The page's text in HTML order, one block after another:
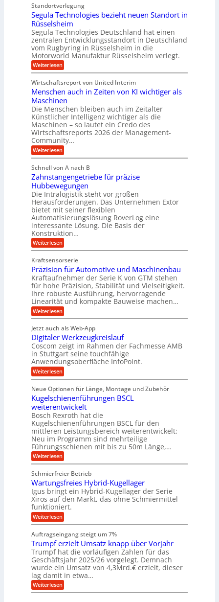
r
u
n
b
r
a
u
c
h
t
m
e
h
r
T
e
m
p
o
u
n
d
w
e
n
i
g
e
r
B
ü
r
o
r
a
t
i
e
s
e
n
s
o
r
e
n
t
r
e
b
u
n
d
H
y
d
r
a
u
l
i
k
i
m
V
e
r
g
l
e
i
c
h
r
ä
z
i
e
u
n
l
a
n
g
l
e
b
i
K
u
g
e
l
g
e
w
n
d
e
t
r
i
e
b
e
f
ü
r
r
a
u
e
U
m
g
e
b
u
n
g
e
n
Standortverlegung
Segula Technologies bezieht neuen Standort in
Rüsselsheim
Segula Technologies Deutschland hat einen
zentralen Entwicklungsstandort in Deutschland
vom Rugbyring in Rüsselsheim in die
Motorworld Manufaktur Rüsselsheim verlegt.
Weiterlesen:
S
g
u
l
a
T
e
c
h
n
o
l
o
g
i
e
s
b
e
z
i
e
h
t
n
e
e
n
S
t
a
n
d
o
r
i
n
R
ü
s
s
e
l
s
h
e
i
m
Wirtschaftsreport von United Interim
Menschen auch in Zeiten von KI wichtiger als
Maschinen
Die Menschen bleiben auch im Zeitalter
Künstlicher Intelligenz wichtiger als die
Maschinen – so lautet ein Credo des
Wirtschaftsreports 2026 der Management-
Community…
Weiterlesen:
M
n
s
c
h
e
n
a
u
c
h
i
n
Z
e
e
n
v
o
n
K
I
w
i
c
h
t
i
g
e
a
l
s
M
a
s
c
h
i
n
e
n
Schnell von A nach B
Zahnstangengetriebe für präzise
Hubbewegungen
Die Intralogistik steht vor großen
Herausforderungen. Das Unternehmen Extor
bietet mit seiner flexiblen
Automatisierungslösung RoverLog eine
interessante Lösung. Die Basis der
Konstruktion…
Weiterlesen:
Z
h
n
s
t
a
n
g
e
n
e
t
r
i
e
b
e
f
r
p
r
ä
z
i
s
e
H
u
b
e
w
e
g
u
n
g
e
Kraftsensorserie
Präzision für Automotive und Maschinenbau
Kraftaufnehmer der Serie K von GTM stehen
für hohe Präzision, Stabilität und Vielseitigkeit.
Ihre robuste Ausführung, hervorragende
Linearität und kompakte Bauweise machen…
Weiterlesen:
P
ä
z
i
s
i
o
n
f
r
A
u
t
o
m
o
t
i
v
e
n
d
M
a
s
c
h
i
e
n
b
a
u
Jetzt auch als Web-App
Digitaler Werkzeugkreislauf
Coscom zeigt im Rahmen der Fachmesse AMB
in Stuttgart seine touchfähige
Anwendungsoberfläche InfoPoint.
Weiterlesen:
D
g
i
t
a
l
e
r
W
e
r
k
z
e
u
g
k
r
e
i
s
a
u
Neue Optionen für Länge, Montage und Zubehör
Kugelschienenführungen BSCL
weiterentwickelt
Bosch Rexroth hat die
Kugelschienenführungen BSCL für den
mittleren Leistungsbereich weiterentwickelt:
Neu im Programm sind mehrteilige
Führungsschienen mit bis zu 50m Länge,…
Weiterlesen:
K
g
e
l
s
c
h
i
e
e
n
f
ü
h
r
u
n
g
Schmierfreier Betrieb
Wartungsfreies Hybrid-Kugellager
Igus bringt ein Hybrid-Kugellager der Serie
Xiros auf den Markt, das ohne Schmiermittel
funktioniert.
Weiterlesen:
W
r
t
u
n
g
s
r
e
Auftragseingang steigt um 7%
Trumpf erzielt Umsatz knapp über Vorjahr
Trumpf hat die vorläufigen Zahlen für das
Geschäftsjahr 2025/26 vorgelegt. Demnach
wurde ein Umsatz von 4,3Mrd.€ erzielt, dieser
lag damit in etwa…
Weiterlesen:
T